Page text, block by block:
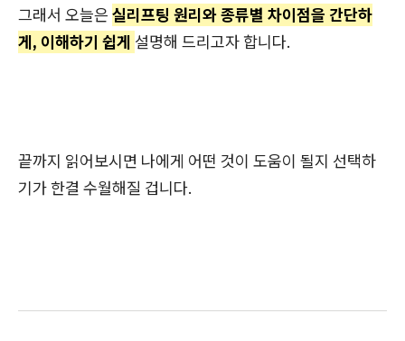
그래서 오늘은 실리프팅 원리와 종류별 차이점을 간단하
게, 이해하기 쉽게 설명해 드리고자 합니다.
끝까지 읽어보시면 나에게 어떤 것이 도움이 될지 선택하
기가 한결 수월해질 겁니다.